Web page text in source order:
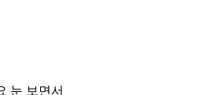
눈 보면서